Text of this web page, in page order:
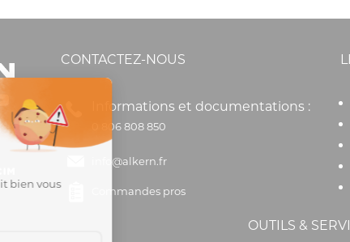
CONTACTEZ-NOUS
Informations et documentations :
0 806 808 850
info@alkern.fr
Commandes pros
OUTILS &